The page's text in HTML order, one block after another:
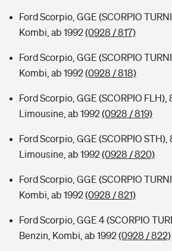
Ford Scorpio, GGE (SCORPIO
Kombi, ab 1992(0928 / 817)
Ford Scorpio, GGE (SCORPIO
Kombi, ab 1992(0928 / 818)
Ford Scorpio, GGE (SCORPIO FLH),
Limousine, ab 1992(0928 / 819)
Ford Scorpio, GGE (SCORPIO STH),
Limousine, ab 1992(0928 / 820)
Ford Scorpio, GGE (SCORPIO
Kombi, ab 1992(0928 / 821)
Ford Scorpio, GGE 4 (SCORPIO
Benzin, Kombi, ab 1992(0928 / 822)